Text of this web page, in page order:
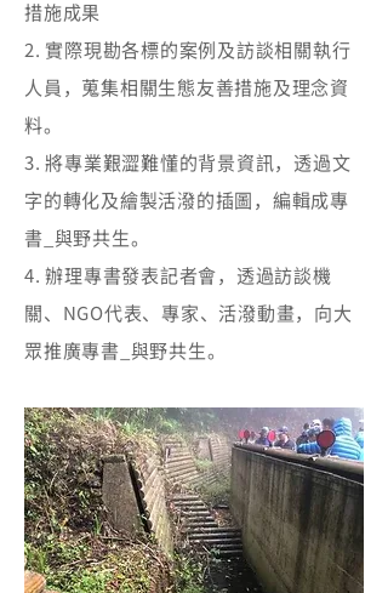
措施成果
2. 實際現勘各標的案例及訪談相關執行
人員，蒐集相關生態友善措施及理念資
料。
3. 將專業艱澀難懂的背景資訊，透過文
字的轉化及繪製活潑的插圖，編輯成專
書_與野共生。
4. 辦理專書發表記者會，透過訪談機
關、NGO代表、專家、活潑動畫，向大
眾推廣專書_與野共生。